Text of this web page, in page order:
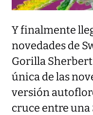
Y finalmente
novedades de
Gorilla Sherbert
única de las
versión
cruce entre una